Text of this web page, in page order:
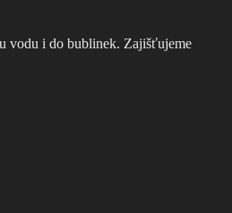
vodu i do bublinek. Zajišťujeme